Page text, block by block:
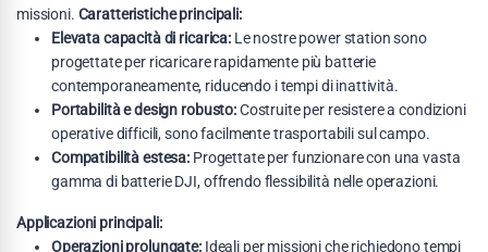
missioni. Caratteristiche principali:
Elevata capacità di ricarica:Le nostre power station sono
progettate per ricaricare rapidamente più batterie
contemporaneamente, riducendo i tempi di inattività.
Portabilità e design robusto:Costruite per resistere a condizioni
operative difficili, sono facilmente trasportabili sul campo.
Compatibilità estesa: Progettate per funzionare con una vasta
gamma di batterie DJI, offrendo flessibilità nelle operazioni.
Applicazioni principali:
Operazioni prolungate:Ideali per missioni che richiedono tempi